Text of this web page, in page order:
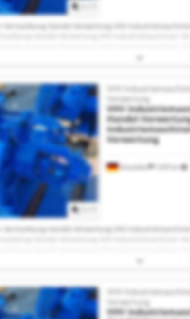
Vermarktung-Handel-Verwertung VHV
Handel-Verwertung VHV Industriemaschinen
Handel-Verwertung VHV Industriemaschinen
Handel-Verwertung VHV Industriemaschinen
Handel-Verwertung VHV Industriemaschinen
Handel-Verwertung VHV Industriemaschinen
Düsseldorf 7,655 km
VHV
Verwertung
VHV
Handel-
Verwertung
Vermarktung-Handel-Verwertung VHV
Handel-Verwertung VHV Industriemaschinen
Handel-Verwertung VHV Industriemaschinen
Handel-Verwertung VHV Industriemaschinen
Handel-Verwertung VHV Industriemaschinen
VHV
Verwertung
VHV